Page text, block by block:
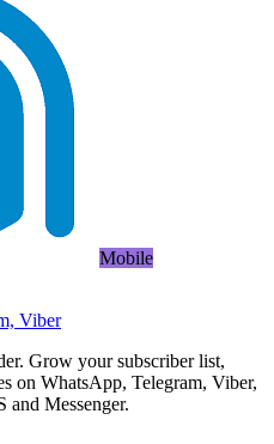
Mobile
Viber
Grow your subscriber list,
on WhatsApp, Telegram, Viber,
and Messenger.